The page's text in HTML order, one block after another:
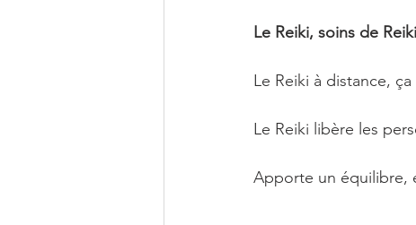
Le Reiki, soins de
Le Reiki à distance,
Le Reiki libère les
Apporte un équilibre,